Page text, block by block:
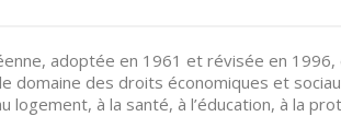
adoptée en 1961 et révisée en
domaine des droits économiques et
logement, à la santé, à l’éducation, à la